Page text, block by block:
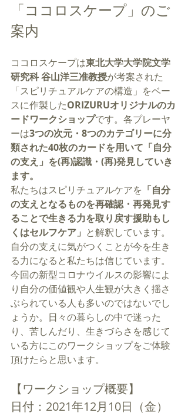
「ココロスケープ」のご
案内
ココロスケープは東北大学大学院文学
研究科 谷山洋三准教授が考案された
「スピリチュアルケアの構造」をベー
スに作製したORIZURUオリジナルのカ
ードワークショップです。各プレーヤ
ーは3つの次元・8つのカテゴリーに分
類された40枚のカードを用いて「自分
の支え」を(再)認識・(再)発見していき
ます。
私たちはスピリチュアルケアを 「自分
の支えとなるものを再確認・再発見す
ることで生きる力を取り戻す援助もし
くはセルフケア」 と解釈しています。
自分の支えに気がつくことが今を生き
る力になると私たちは信じています。
今回の新型コロナウイルスの影響によ
り自分の価値観や人生観が大きく揺さ
ぶられている人も多いのではないでし
ょうか。日々の暮らしの中で迷った
り、苦しんだり、生きづらさを感じて
いる方にこのワークショップをご体験
頂けたらと思います。
【ワークショップ概要】
日付：2021年12月10日（金）